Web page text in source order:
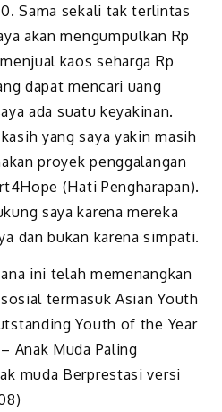
Sama sekali tak terlintas
akan mengumpulkan Rp
kaos seharga Rp
dapat mencari uang
ada suatu keyakinan.
yang saya yakin masih
proyek penggalangan
(Hati Pengharapan).
saya karena mereka
dan bukan karena simpati.
ini telah memenangkan
termasuk Asian Youth
Youth of the Year
Anak Muda Paling
muda Berprestasi versi